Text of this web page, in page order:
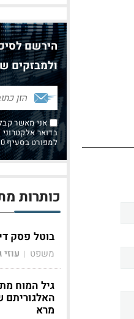
הירשם
ולמבזקים
אני מאשר
בדואר
למפורט בסעיף 10 בתנאי השימוש
כותרות
בוטל פסק
משפט |
גיל המוח
האלגוריתם
מרא